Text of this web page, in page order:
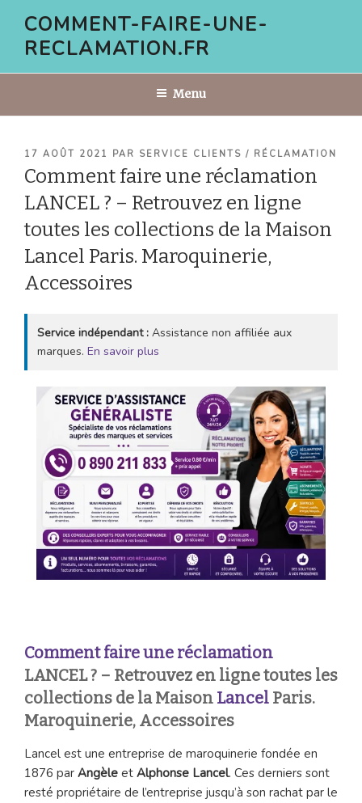
contenu
COMMENT-FAIRE-UNE-
RECLAMATION.FR
Menu
PUBLIÉ
LE
17 AOÛT 2021 PAR SERVICE CLIENTS / RÉCLAMATION
Comment faire une réclamation
LANCEL ? – Retrouvez en ligne
toutes les collections de la Maison
Lancel Paris. Maroquinerie,
Accessoires
Service indépendant : Assistance non affiliée aux
marques. En savoir plus
Comment faire une réclamation
LANCEL ? – Retrouvez en ligne toutes les
collections de la Maison Lancel Paris.
Maroquinerie, Accessoires
Lancel est une entreprise de maroquinerie fondée en
1876 par Angèle et Alphonse Lancel. Ces derniers sont
resté propriétaire de l’entreprise jusqu’à son rachat par le